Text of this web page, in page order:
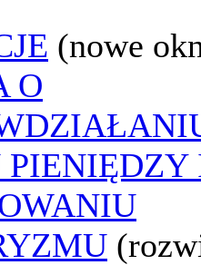
(nowe
O
PIENIĘDZY